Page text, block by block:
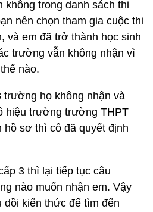
không trong danh sách thi
nên chọn tham gia cuộc thi
và em đã trở thành học sinh
trường vẫn không nhận vì
nào.
trường họ không nhận và
hiệu trường trường THPT
hồ sơ thì cô đã quyết định
3 thì lại tiếp tục câu
nào muốn nhận em. Vậy
dồi kiến thức để tìm đến